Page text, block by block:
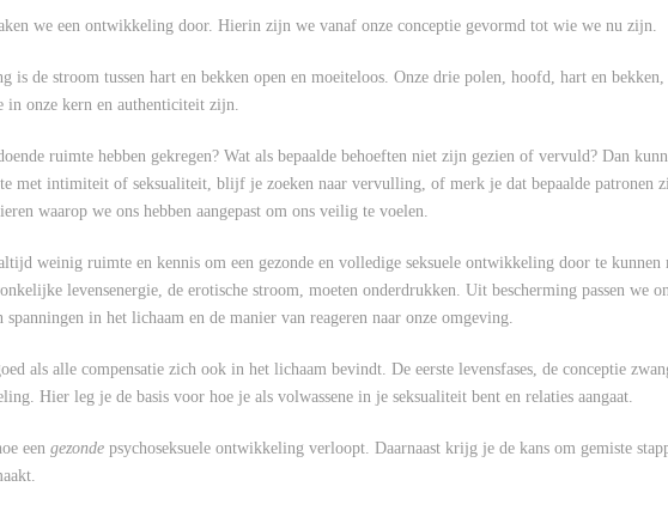
we een ontwikkeling door. Hierin zijn we vanaf onze conceptie gevormd tot wie we nu zijn.
is de stroom tussen hart en bekken open en moeiteloos. Onze drie polen, hoofd, hart en
in onze kern en authenticiteit zijn.
ruimte hebben gekregen? Wat als bepaalde behoeften niet zijn gezien of vervuld? Dan
met intimiteit of seksualiteit, blijf je zoeken naar vervulling, of merk je dat bepaalde patronen
waarop we ons hebben aangepast om ons veilig te voelen.
weinig ruimte en kennis om een gezonde en volledige seksuele ontwikkeling door te kunnen
levensenergie, de erotische stroom, moeten onderdrukken. Uit bescherming passen we
in het lichaam en de manier van reageren naar onze omgeving.
als alle compensatie zich ook in het lichaam bevindt. De eerste levensfases, de conceptie
Hier leg je de basis voor hoe je als volwassene in je seksualiteit bent en relaties aangaat.
een gezonde psychoseksuele ontwikkeling verloopt. Daarnaast krijg je de kans om gemiste